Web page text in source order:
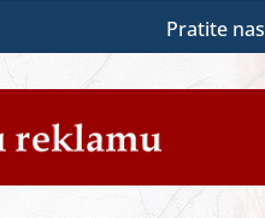
Pratite nas